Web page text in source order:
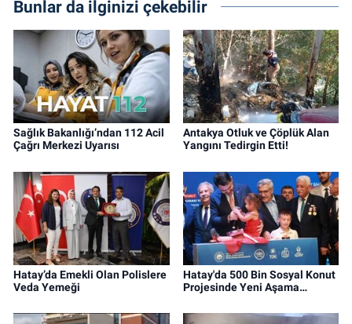
Bunlar da ilginizi çekebilir
Sağlık Bakanlığı’ndan 112 Acil
Çağrı Merkezi Uyarısı
Antakya Otluk ve Çöplük Alan
Yangını Tedirgin Etti!
Hatay’da Emekli Olan Polislere
Veda Yemeği
Hatay'da 500 Bin Sosyal Konut
Projesinde Yeni Aşama…